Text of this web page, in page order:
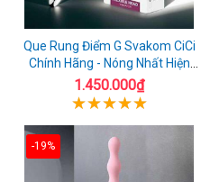
Que Rung Điểm G Svakom CiCi
Chính Hãng - Nóng Nhất Hiện
Nay
1.450.000₫
-19%